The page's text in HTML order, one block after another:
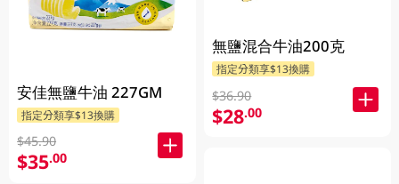
安佳無鹽牛油 227GM
指定分類享$13換購
$45.90
$35.00
無鹽混合牛油200克
指定分類享$13換購
$36.90
$28.00